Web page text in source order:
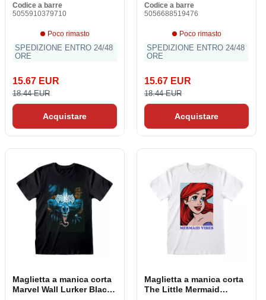
Codice a barre
5055910379710
Poco rimasto
SPEDIZIONE ENTRO 24/48
ORE
15.67 EUR
18.44 EUR
Acquistare
Codice a barre
5056688519476
Poco rimasto
SPEDIZIONE ENTRO 24/48
ORE
15.67 EUR
18.44 EUR
Acquistare
Maglietta a manica corta
Marvel Wall Lurker Black
Maglietta a manica corta
The Little Mermaid